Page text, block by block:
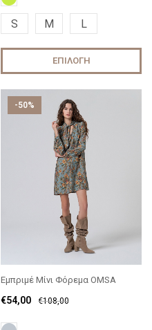
S M L
ΕΠΙΛΟΓΉ
-50%
Εμπριμέ Μίνι Φόρεμα OMSA
€108,00
€54,00